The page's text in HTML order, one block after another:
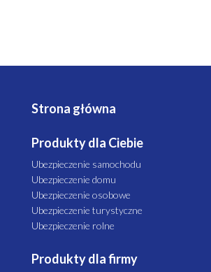
Strona główna
Produkty dla Ciebie
Ubezpieczenie samochodu
Ubezpieczenie domu
Ubezpieczenie osobowe
Ubezpieczenie turystyczne
Ubezpieczenie rolne
Produkty dla firmy